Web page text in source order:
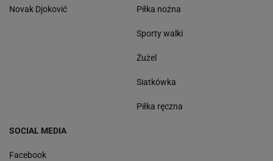
Novak Djoković Piłka nożna
Sporty walki
Żużel
Siatkówka
Piłka ręczna
SOCIAL MEDIA
Facebook